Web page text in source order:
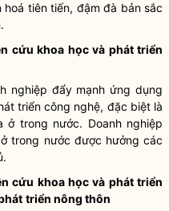
tiên tiến, đậm đà bản sắc
cứu khoa họcvà phát triển
nghiệp đẩy mạnh ứng dụng
triển công nghệ, đặc biệt là
trong nước. Doanh nghiệp
trong nước được hưởng các
cứu khoa học và phát triển
triển nông thôn